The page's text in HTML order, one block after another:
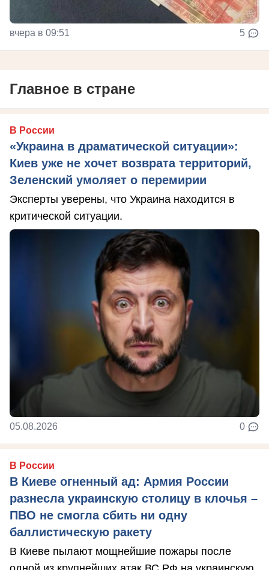
вчера в 09:51 5
Главное в стране
В России
«Украина в драматической ситуации»:
Киев уже не хочет возврата территорий,
Зеленский умоляет о перемирии
Эксперты уверены, что Украина находится в
критической ситуации.
05.08.2026 0
В России
В Киеве огненный ад: Армия России
разнесла украинскую столицу в клочья –
ПВО не смогла сбить ни одну
баллистическую ракету
В Киеве пылают мощнейшие пожары после